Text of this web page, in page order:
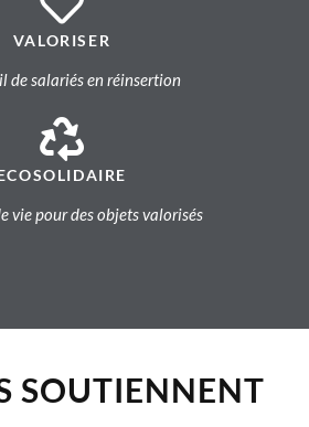
VALORISER
de salariés en réinsertion
vie pour des objets valorisés
SOUTIENNENT